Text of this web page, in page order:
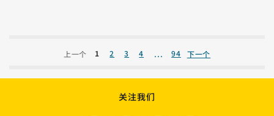
上一个 1 2 3 4 ... 94 下一个
关注我们